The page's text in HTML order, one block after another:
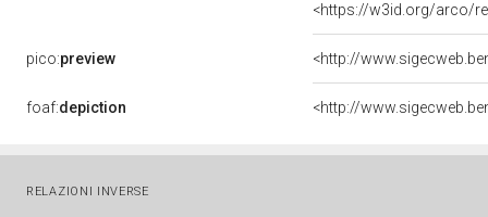
<https://w3id.org/arco/
pico:preview
foaf:depiction
RELAZIONI INVERSE